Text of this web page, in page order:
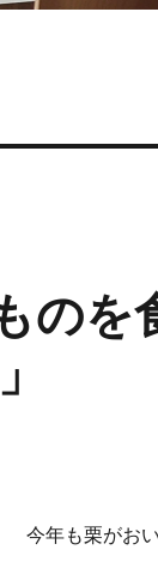
のを
今年も栗がお